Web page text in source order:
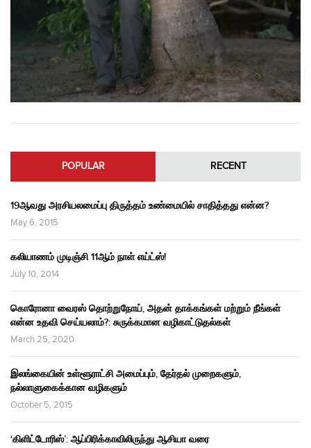
POPULAR RECENT
19ஆவது அரசியலமைப்பு திருத்தம் உண்மையில் சாதித்தது என்ன?
May 6, 2015
கலியாணம் முடிஞ்சி 11ஆம் நாள் எய்ட்ஸ்!
July 10, 2014
கொரோனா வைரஸ் தொற்றுநோய், அதன் தாக்கங்கள் மற்றும் நீங்கள்
என்ன உதவி செய்யலாம்?: சுருக்கமான வழிகாட்டுதல்கள்
March 25, 2020
இலங்கையின் உள்ளூராட்சி அமைப்பும், தேர்தல் முறைகளும்,
நல்லாளுகைக்கான வழிகளும்
October 5, 2015
‘கிளிட்டோரிஸ்’: ஆப்பிரிக்காவிலிருந்து ஆசியா வரை